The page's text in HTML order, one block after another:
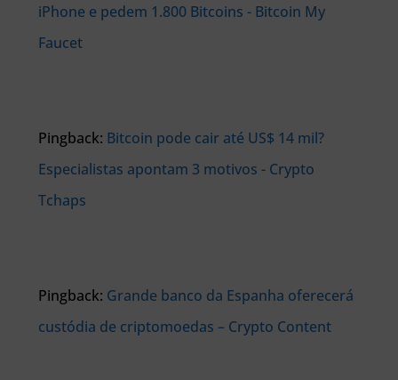
iPhone e pedem 1.800 Bitcoins - Bitcoin My
Faucet
Pingback: Bitcoin pode cair até US$ 14 mil?
Especialistas apontam 3 motivos - Crypto
Tchaps
Pingback: Grande banco da Espanha oferecerá
custódia de criptomoedas – Crypto Content